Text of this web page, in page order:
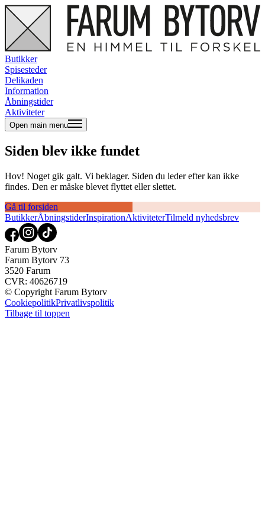
Butikker
Spisesteder
Delikaden
Information
Åbningstider
Aktiviteter
Open main menu
Siden blev ikke fundet
Hov! Noget gik galt. Vi beklager. Siden du leder efter kan ikke
findes. Den er måske blevet flyttet eller slettet.
Gå til forsiden
ButikkerÅbningstiderInspirationAktiviteterTilmeld nyhedsbrev
Farum Bytorv
Farum Bytorv 73
3520 Farum
CVR: 40626719
© Copyright Farum Bytorv
CookiepolitikPrivatlivspolitik
Tilbage til toppen